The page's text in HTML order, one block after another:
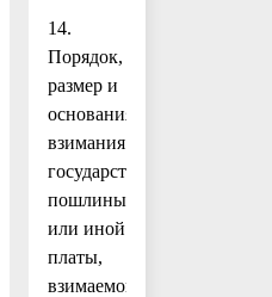
14.
Порядок,
размер и
основания
взимания
государственной
пошлины
или иной
платы,
взимаемой